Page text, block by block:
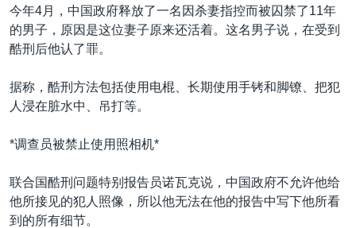
今年4月，中国政府释放了一名因杀妻指控而被囚禁了11年
的男子，原因是这位妻子原来还活着。这名男子说，在受到
酷刑后他认了罪。
据称，酷刑方法包括使用电棍、长期使用手铐和脚镣、把犯
人浸在脏水中、吊打等。
*调查员被禁止使用照相机*
联合国酷刑问题特别报告员诺瓦克说，中国政府不允许他给
他所接见的犯人照像，所以他无法在他的报告中写下他所看
到的所有细节。